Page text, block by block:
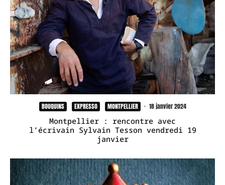
BOUQUINS EXPRESSO MONTPELLIER · 18 janvier 2024
Montpellier : rencontre avec
l’écrivain Sylvain Tesson vendredi 19
janvier